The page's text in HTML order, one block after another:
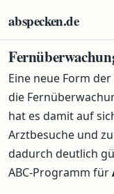
abspecken.de
Eine neue Form
die
hat es damit auf
Arztbesuche und
dadurch deutlich
ABC-Programm für